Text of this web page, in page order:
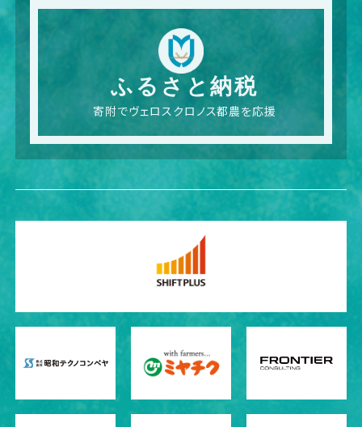
ふるさと納税
寄附でヴェロスクロノス都農を応援